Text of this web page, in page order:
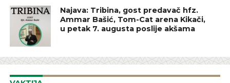
Najava: Tribina, gost predavač hfz.
Ammar Bašić, Tom-Cat arena Kikači,
u petak 7. augusta poslije akšama